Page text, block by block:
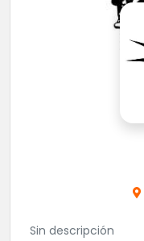
Sin descripción